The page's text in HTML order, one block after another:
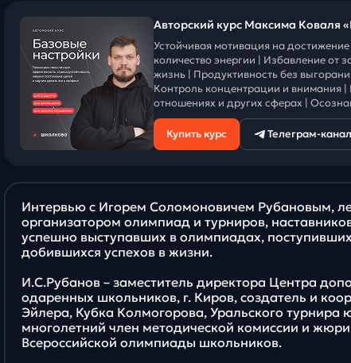
Авторский курс Максима Коваля
Устойчивая мотивация на
количество энергии | Избавление
жизнь | Продуктивность без
Контроль концентрации и внимания |
отношениях и других сферах |
Купить курс Телеграм-
Интервью с Игорем Соломоновичем Рубановым,
организатором олимпиад и турниров,
успешно выступавших в олимпиадах,
добившихся успехов в жизни.
И.С.Рубанов – заместитель директора Центра
одаренных школьников, г. Киров, создатель и
Эйлера, Кубка Колмогорова, Уральского турнира
многолетний член методической комиссии и
Всероссийской олимпиады школьников.